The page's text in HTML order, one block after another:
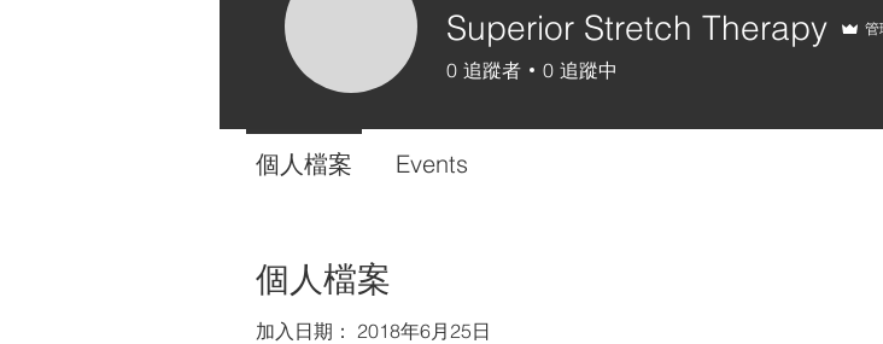
個人檔案
加入日期： 2018年6月25日
Superior Stretch Therapy 管
0 追蹤者 0 追蹤中
個人檔案 Events